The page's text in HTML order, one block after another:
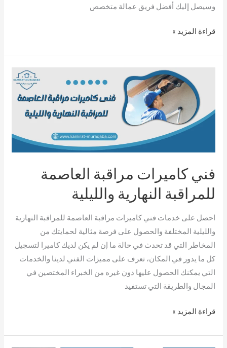
وسيصل إليك أفضل فريق عمالة متخصص
قراءة المزيد »
فني كاميرات مراقبة العاصمة
للمراقبة النهارية والليلية
احصل على خدمات فني كاميرات مراقبة العاصمة للمراقبة النهارية
والليلية المختلفة والحصول على فرصة مثالية لحمايتك من
المخاطر التي قد تحدث في حالة ما إن لم يكن لديك كاميرا لتسجيل
كل ما يدور في المكان، تعرف على مميزات الفني لدينا والخدمات
التي يمكنك الحصول عليها دون غيره من الخبراء المختصين في
المجال والطريقة التي تستفيد
كاميرات
مراقبة
العاصمة
للمراقبة
قراءة المزيد »